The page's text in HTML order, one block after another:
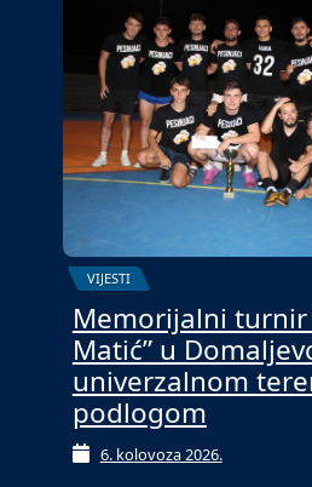
VIJESTI
Memorijalni turnir
Matić” u
univerzalnom
podlogom
6. kolovoza 2026.